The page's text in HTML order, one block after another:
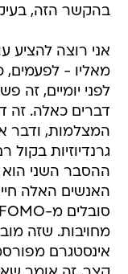
בהקשר הזה,
אני רוצה להציע
מאליו -
לפני יומיים, זה
דברים כאלה. זה
המצלמות, ודבר
גרנדיוזיות
ההסבר השני הוא
האנשים האלה
מחויבות. שזה
אינסטגרם